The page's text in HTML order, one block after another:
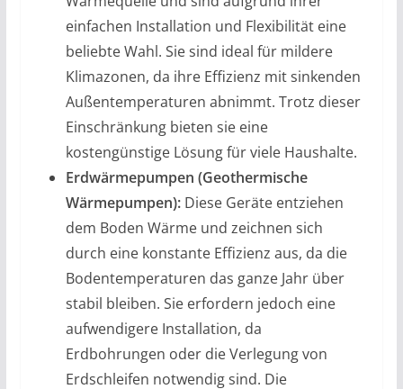
einfachen Installation und Flexibilität eine
beliebte Wahl. Sie sind ideal für mildere
Klimazonen, da ihre Effizienz mit sinkenden
Außentemperaturen abnimmt. Trotz dieser
Einschränkung bieten sie eine
kostengünstige Lösung für viele Haushalte.
Erdwärmepumpen (Geothermische
Wärmepumpen):Diese Geräte entziehen
dem Boden Wärme und zeichnen sich
durch eine konstante Effizienz aus, da die
Bodentemperaturen das ganze Jahr über
stabil bleiben. Sie erfordern jedoch eine
aufwendigere Installation, da
Erdbohrungen oder die Verlegung von
Erdschleifen notwendig sind. Die